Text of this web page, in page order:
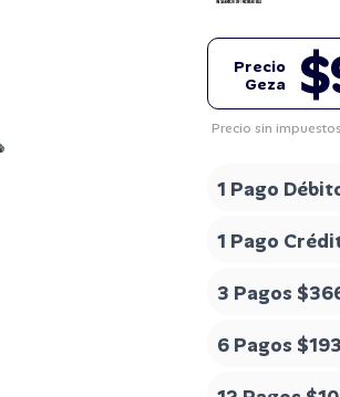
Precio
Geza
Precio sin
1 Pago
1 Pago
3 Pagos
6 Pagos